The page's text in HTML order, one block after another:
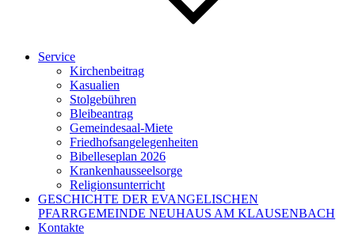
Service
Kirchenbeitrag
Kasualien
Stolgebühren
Bleibeantrag
Gemeindesaal-Miete
Friedhofsangelegenheiten
Bibelleseplan 2026
Krankenhausseelsorge
Religionsunterricht
GESCHICHTE DER EVANGELISCHEN
PFARRGEMEINDE NEUHAUS AM KLAUSENBACH
Kontakte